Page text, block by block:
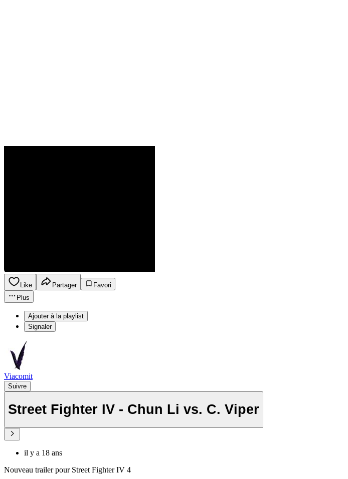
Like Partager
Favori
Plus
Ajouter à la playlist
Signaler
Viacomit
Suivre
Street Fighter IV - Chun Li vs. C. Viper
il y a 18 ans
Nouveau trailer pour Street Fighter IV 4